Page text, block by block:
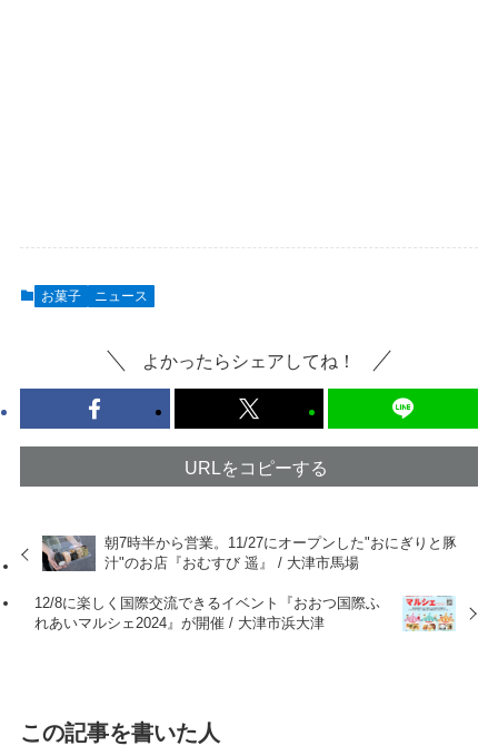
お菓子 ニュース
よかったらシェアしてね！
URLをコピーする
朝7時半から営業。11/27にオープンした"おにぎりと豚
汁"のお店『おむすび 遥』 / 大津市馬場
12/8に楽しく国際交流できるイベント『おおつ国際ふ
れあいマルシェ2024』が開催 / 大津市浜大津
この記事を書いた人